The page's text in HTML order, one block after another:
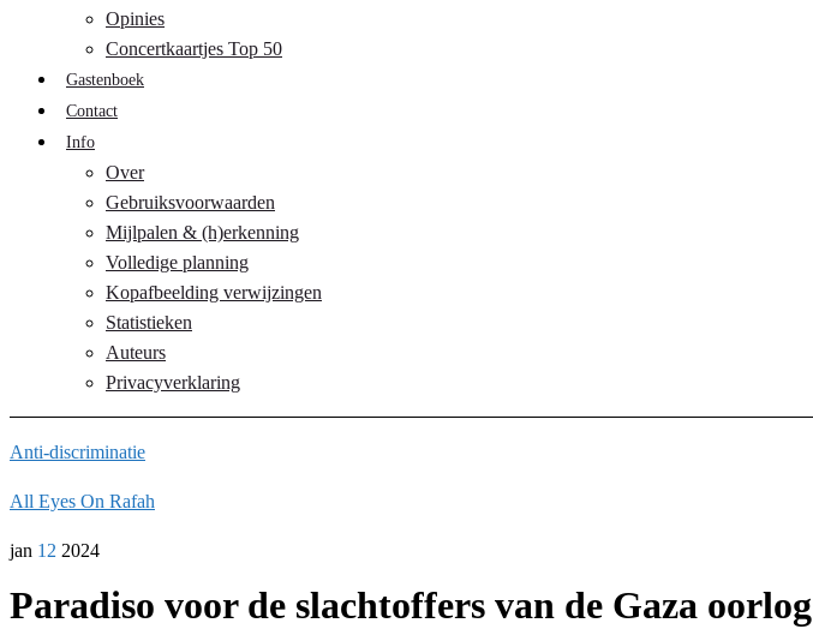
Opinies
Concertkaartjes Top 50
Gastenboek
Contact
Info
Over
Gebruiksvoorwaarden
Mijlpalen & (h)erkenning
Volledige planning
Kopafbeelding verwijzingen
Statistieken
Auteurs
Privacyverklaring
Anti-discriminatie
All Eyes On Rafah
jan 12 2024
Paradiso voor de slachtoffers van de Gaza oorlog